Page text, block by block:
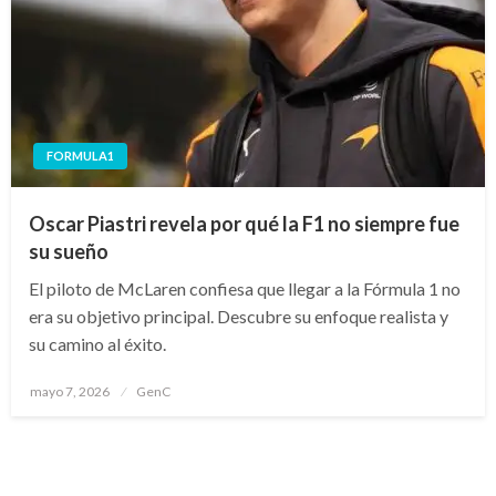
FORMULA1
Oscar Piastri revela por qué la F1 no siempre fue
su sueño
El piloto de McLaren confiesa que llegar a la Fórmula 1 no
era su objetivo principal. Descubre su enfoque realista y
su camino al éxito.
Publicado
mayo 7, 2026 GenC